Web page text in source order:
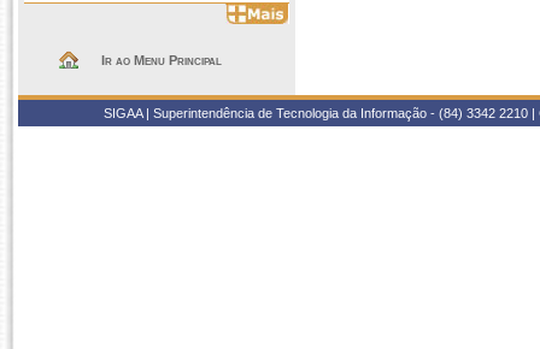
Ir ao Menu Principal
SIGAA | Superintendência de Tecnologia da Informação - (84) 3342